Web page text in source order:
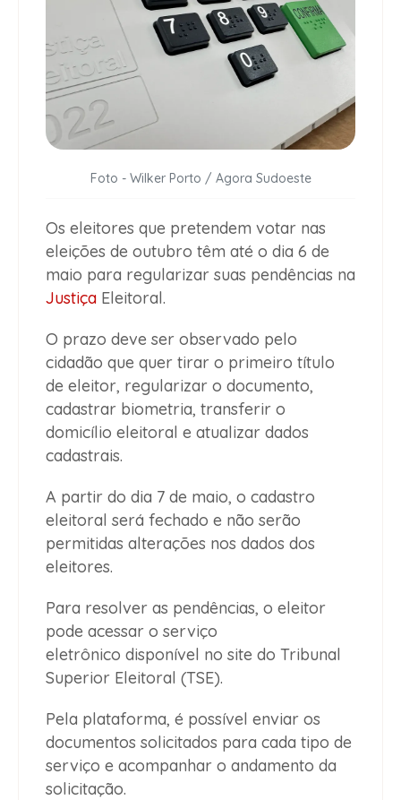
Foto - Wilker Porto / Agora Sudoeste
Os eleitores que pretendem votar nas
eleições de outubro têm até o dia 6 de
maio para regularizar suas pendências na
Justiça Eleitoral.
O prazo deve ser observado pelo
cidadão que quer tirar o primeiro título
de eleitor, regularizar o documento,
cadastrar biometria, transferir o
domicílio eleitoral e atualizar dados
cadastrais.
A partir do dia 7 de maio, o cadastro
eleitoral será fechado e não serão
permitidas alterações nos dados dos
eleitores.
Para resolver as pendências, o eleitor
pode acessar o serviço
eletrônico disponível no site do Tribunal
Superior Eleitoral (TSE).
Pela plataforma, é possível enviar os
documentos solicitados para cada tipo de
serviço e acompanhar o andamento da
solicitação.